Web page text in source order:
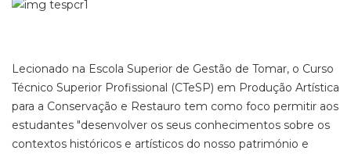
Lecionado na Escola Superior de Gestão de Tomar, o Curso
Técnico Superior Profissional (CTeSP) em Produção Artística
para a Conservação e Restauro tem como foco permitir aos
estudantes "desenvolver os seus conhecimentos sobre os
contextos históricos e artísticos do nosso património e